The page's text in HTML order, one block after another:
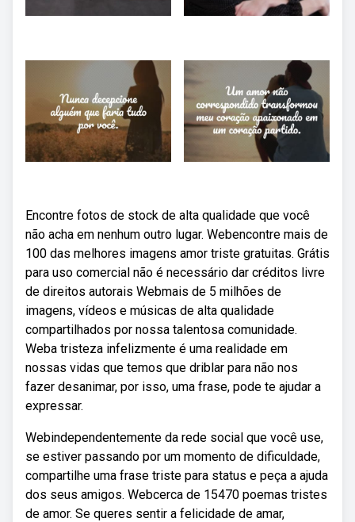
Encontre fotos de stock de alta qualidade que você
não acha em nenhum outro lugar. Webencontre mais de
100 das melhores imagens amor triste gratuitas. Grátis
para uso comercial não é necessário dar créditos livre
de direitos autorais Webmais de 5 milhões de
imagens, vídeos e músicas de alta qualidade
compartilhados por nossa talentosa comunidade.
Weba tristeza infelizmente é uma realidade em
nossas vidas que temos que driblar para não nos
fazer desanimar, por isso, uma frase, pode te ajudar a
expressar.
Webindependentemente da rede social que você use,
se estiver passando por um momento de dificuldade,
compartilhe uma frase triste para status e peça a ajuda
dos seus amigos. Webcerca de 15470 poemas tristes
de amor. Se queres sentir a felicidade de amar,